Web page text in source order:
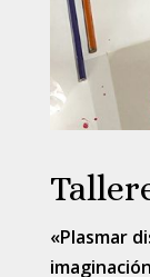
«Plasmar